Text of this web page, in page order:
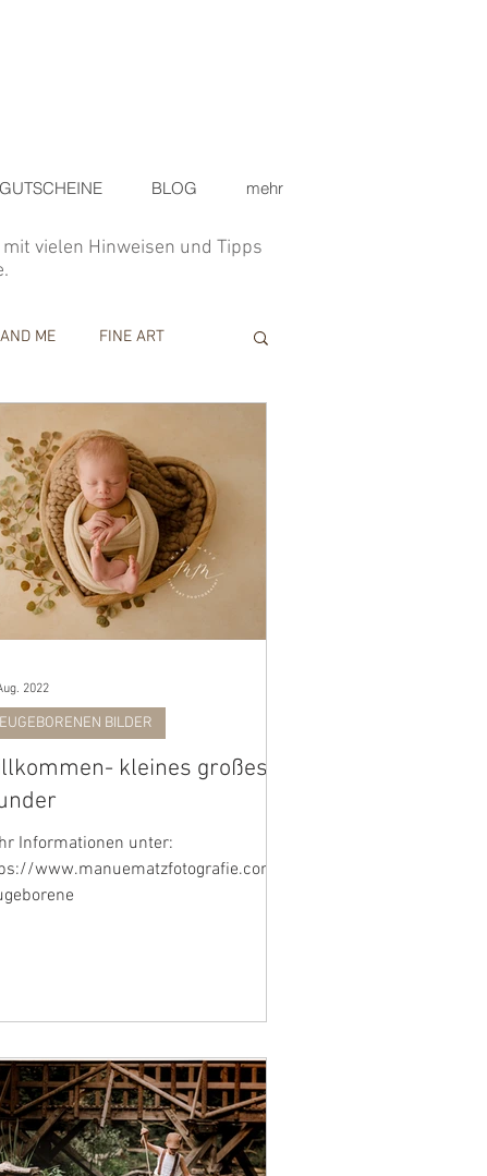
GUTSCHEINE BLOG mehr
vielen Hinweisen und Tipps
ME FINE ART
kleines großes
Informationen unter:
www.manuematzfotografie.com/
BILDER
2022